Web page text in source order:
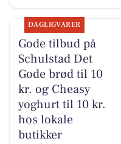
DAGLIGVARER
Gode tilbud på
Schulstad Det
Gode brød til 10
kr. og Cheasy
yoghurt til 10 kr.
hos lokale
butikker